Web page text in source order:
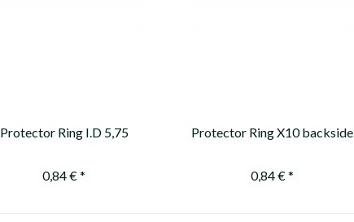
Protector Ring I.D 5,75
0,84 € *
Protector Ring X10 backside
0,84 € *